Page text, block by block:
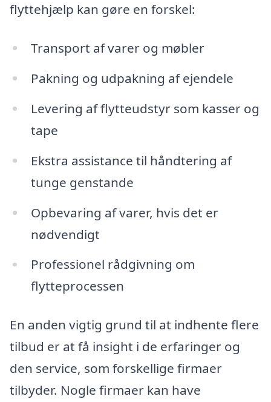
flyttehjælp kan gøre en forskel:
Transport af varer og møbler
Pakning og udpakning af ejendele
Levering af flytteudstyr som kasser og
tape
Ekstra assistance til håndtering af
tunge genstande
Opbevaring af varer, hvis det er
nødvendigt
Professionel rådgivning om
flytteprocessen
En anden vigtig grund til at indhente flere
tilbud er at få insight i de erfaringer og
den service, som forskellige firmaer
tilbyder. Nogle firmaer kan have